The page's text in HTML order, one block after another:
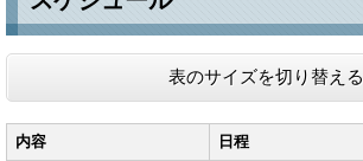
表のサイズを切り替える
内容 日程